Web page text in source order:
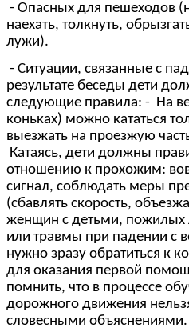
- Опасных для пешеходов
наехать, толкнуть,
лужи).
- Ситуации, связанные с
результате беседы дети
следующие правила: - На
коньках) можно кататься
выезжать на проезжую
Катаясь, дети должны
отношению к прохожим:
сигнал, соблюдать меры
(сбавлять скорость,
женщин с детьми, пожилых
или травмы при падении с
нужно зразу обратиться к
для оказания первой
помнить, что в процессе
дорожного движения
словесными объяснениями.